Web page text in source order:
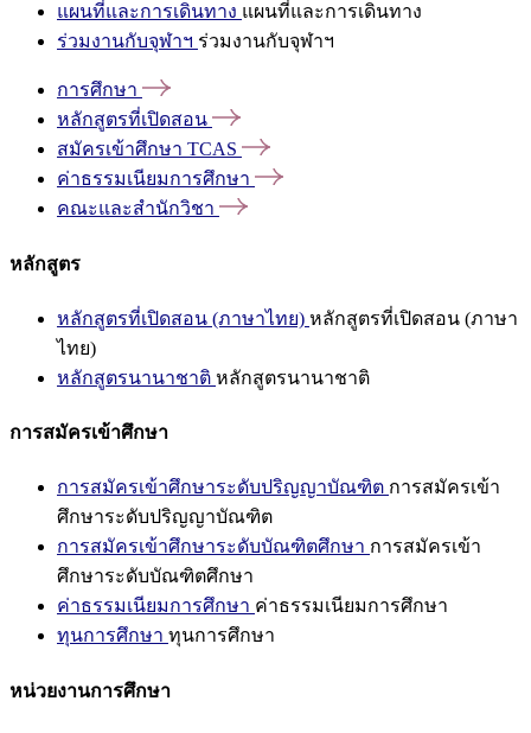
แผนที่และการเดินทาง แผนที่และการเดินทาง
ร่วมงานกับจุฬาฯ ร่วมงานกับจุฬาฯ
การศึกษา
หลักสูตรที่เปิดสอน
สมัครเข้าศึกษา TCAS
ค่าธรรมเนียมการศึกษา
คณะและสำนักวิชา
หลักสูตร
หลักสูตรที่เปิดสอน (ภาษาไทย) หลักสูตรที่เปิดสอน (ภาษา
ไทย)
หลักสูตรนานาชาติ หลักสูตรนานาชาติ
การสมัครเข้าศึกษา
การสมัครเข้าศึกษาระดับปริญญาบัณฑิต การสมัครเข้า
ศึกษาระดับปริญญาบัณฑิต
การสมัครเข้าศึกษาระดับบัณฑิตศึกษา การสมัครเข้า
ศึกษาระดับบัณฑิตศึกษา
ค่าธรรมเนียมการศึกษา ค่าธรรมเนียมการศึกษา
ทุนการศึกษา ทุนการศึกษา
หน่วยงานการศึกษา